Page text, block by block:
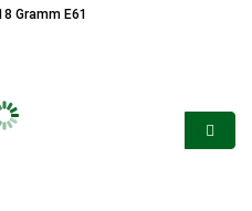
Gramm E61